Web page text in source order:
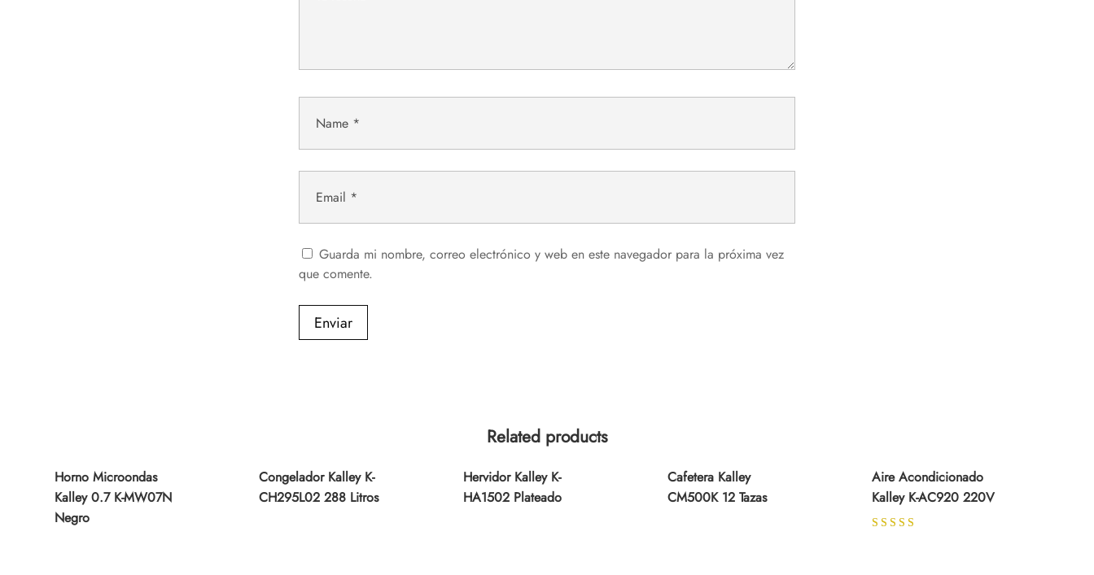
Guarda mi nombre, correo electrónico y web en este navegador para la próxima vez
que comente.
Enviar
Related products
Horno Microondas
Kalley 0.7 K-MW07N
Negro
Congelador Kalley K-
CH295L02 288 Litros
Hervidor Kalley K-
HA1502 Plateado
Cafetera Kalley
CM500K 12 Tazas
Aire Acondicionado
Kalley K-AC920 220V